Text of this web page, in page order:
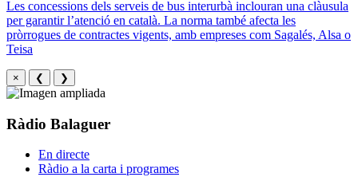
Les concessions dels serveis de bus interurbà inclouran una clàusula
per garantir l’atenció en català. La norma també afecta les
pròrrogues de contractes vigents, amb empreses com Sagalés, Alsa o
Teisa
× ❮ ❯
Ràdio Balaguer
En directe
Ràdio a la carta i programes